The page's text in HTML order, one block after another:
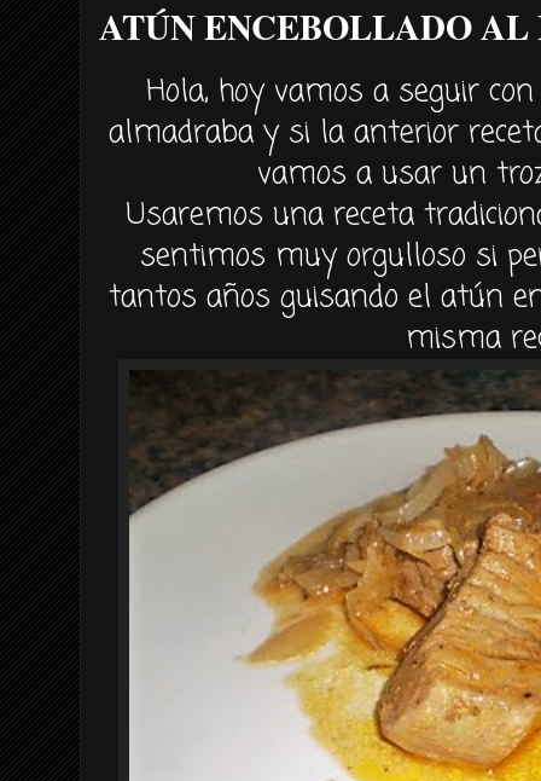
ATÚN ENCEBOLLADO
Hola, hoy vamos a seguir
almadraba y si la anterior
vamos a usar un
Usaremos una receta
sentimos muy orgulloso si
tantos años guisando elatún
misma